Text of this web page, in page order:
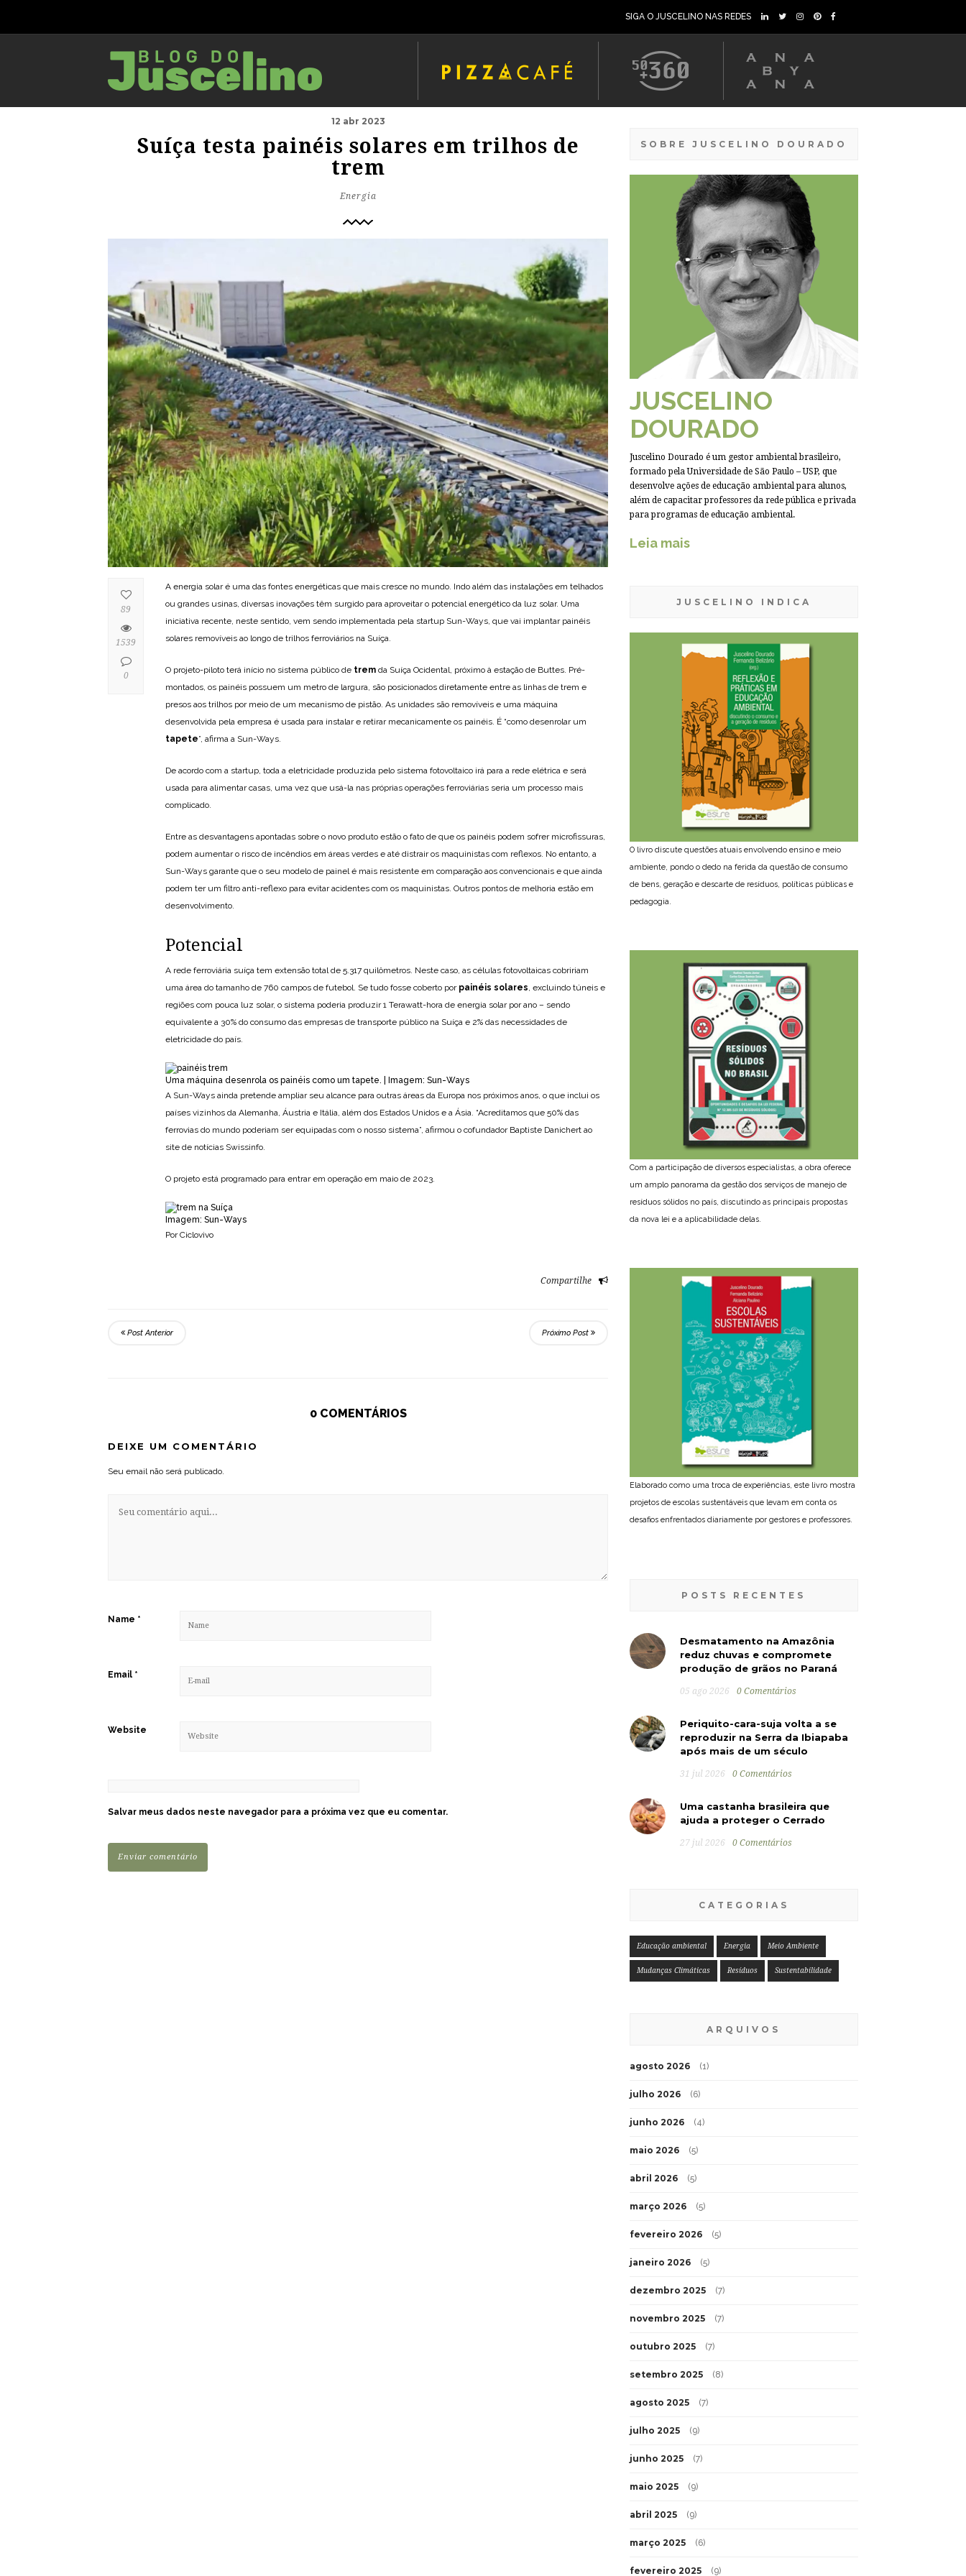
SIGA O JUSCELINO NAS REDES
12 abr 2023
Suíça testa painéis solares em trilhos de
trem
Energia
A energia solar é uma das fontes energéticas que mais cresce no mundo. Indo além das instalações em telhados
ou grandes usinas, diversas inovações têm surgido para aproveitar o potencial energético da luz solar. Uma
iniciativa recente, neste sentido, vem sendo implementada pela startup Sun-Ways, que vai implantar painéis
solares removíveis ao longo de trilhos ferroviários na Suíça.
O projeto-piloto terá início no sistema público de trem da Suíça Ocidental, próximo à estação de Buttes. Pré-
montados, os painéis possuem um metro de largura, são posicionados diretamente entre as linhas de trem e
presos aos trilhos por meio de um mecanismo de pistão. As unidades são removíveis e uma máquina
desenvolvida pela empresa é usada para instalar e retirar mecanicamente os painéis. É “como desenrolar um
tapete”, afirma a Sun-Ways.
De acordo com a startup, toda a eletricidade produzida pelo sistema fotovoltaico irá para a rede elétrica e será
usada para alimentar casas, uma vez que usá-la nas próprias operações ferroviárias seria um processo mais
complicado.
Entre as desvantagens apontadas sobre o novo produto estão o fato de que os painéis podem sofrer microfissuras,
podem aumentar o risco de incêndios em áreas verdes e até distrair os maquinistas com reflexos. No entanto, a
Sun-Ways garante que o seu modelo de painel é mais resistente em comparação aos convencionais e que ainda
podem ter um filtro anti-reflexo para evitar acidentes com os maquinistas. Outros pontos de melhoria estão em
desenvolvimento.
Potencial
A rede ferroviária suíça tem extensão total de 5.317 quilômetros. Neste caso, as células fotovoltaicas cobririam
uma área do tamanho de 760 campos de futebol. Se tudo fosse coberto por painéis solares , excluindo túneis e
regiões com pouca luz solar, o sistema poderia produzir 1 Terawatt-hora de energia solar por ano – sendo
equivalente a 30% do consumo das empresas de transporte público na Suíça e 2% das necessidades de
eletricidade do país.
Uma máquina desenrola os painéis como um tapete. | Imagem: Sun-Ways
A Sun-Ways ainda pretende ampliar seu alcance para outras áreas da Europa nos próximos anos, o que inclui os
países vizinhos da Alemanha, Áustria e Itália, além dos Estados Unidos e a Ásia. “Acreditamos que 50% das
ferrovias do mundo poderiam ser equipadas com o nosso sistema”, afirmou o cofundador Baptiste Danichert ao
site de notícias Swissinfo.
O projeto está programado para entrar em operação em maio de 2023.
Imagem: Sun-Ways
Por Ciclovivo
Compartilhe
89
1539
0
Post Anterior Próximo Post
0 COMENTÁRIOS
DEIXE UM COMENTÁRIO
Seu email não será publicado.
Name *
Email *
Website
Salvar meus dados neste navegador para a próxima vez que eu comentar.
SOBRE JUSCELINO DOURADO
JUSCELINO
DOURADO
Juscelino Dourado é um gestor ambiental brasileiro,
formado pela Universidade de São Paulo – USP, que
desenvolve ações de educação ambiental para alunos,
além de capacitar professores da rede pública e privada
para programas de educação ambiental.
Leia mais
JUSCELINO INDICA
O livro discute questões atuais envolvendo ensino e meio
ambiente, pondo o dedo na ferida da questão de consumo
de bens, geração e descarte de resíduos, políticas públicas e
pedagogia.
Com a participação de diversos especialistas, a obra oferece
um amplo panorama da gestão dos serviços de manejo de
resíduos sólidos no país, discutindo as principais propostas
da nova lei e a aplicabilidade delas.
Elaborado como uma troca de experiências, este livro mostra
projetos de escolas sustentáveis que levam em conta os
desafios enfrentados diariamente por gestores e professores.
POSTS RECENTES
Desmatamento na Amazônia
reduz chuvas e compromete
produção de grãos no Paraná
05 ago 2026 0 Comentários
Periquito-cara-suja volta a se
reproduzir na Serra da Ibiapaba
após mais de um século
31 jul 2026 0 Comentários
Uma castanha brasileira que
ajuda a proteger o Cerrado
27 jul 2026 0 Comentários
CATEGORIAS
Educação ambiental Energia Meio Ambiente
Mudanças Climáticas Resíduos Sustentabilidade
ARQUIVOS
agosto 2026 (1)
julho 2026 (6)
junho 2026 (4)
maio 2026 (5)
abril 2026 (5)
março 2026 (5)
fevereiro 2026 (5)
janeiro 2026 (5)
dezembro 2025 (7)
novembro 2025 (7)
outubro 2025 (7)
setembro 2025 (8)
agosto 2025 (7)
julho 2025 (9)
junho 2025 (7)
maio 2025 (9)
abril 2025 (9)
março 2025 (6)
fevereiro 2025 (9)